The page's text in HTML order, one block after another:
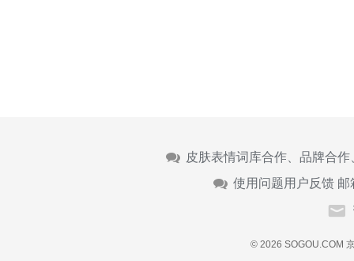
皮肤表情词库合作、品牌合
使用问题用户反馈 邮
© 2026 SOGOU.COM